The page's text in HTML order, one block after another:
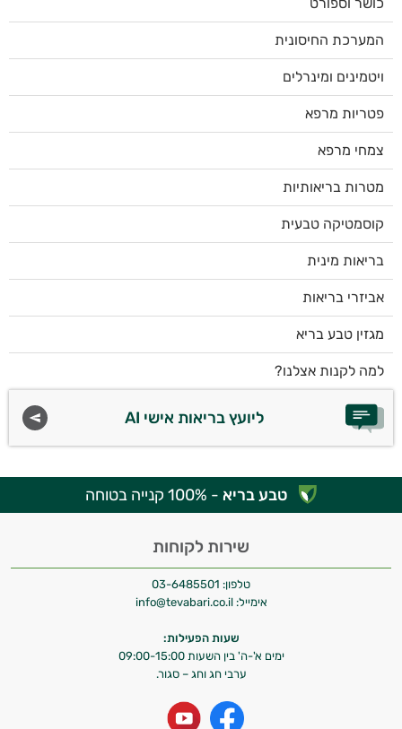
כושר וספורט
המערכת החיסונית
ויטמינים ומינרלים
פטריות מרפא
צמחי מרפא
מטרות בריאותיות
קוסמטיקה טבעית
בריאות מינית
אביזרי בריאות
מגזין טבע בריא
למה לקנות אצלנו?
ליועץ בריאות אישי AI
טבע בריא - 100% קנייה בטוחה
שירות לקוחות
טלפון: 03-6485501
אימייל: info@tevabari.co.il
שעות הפעילות:
ימים א'-ה' בין השעות 09:00-15:00
ערבי חג וחג – סגור.